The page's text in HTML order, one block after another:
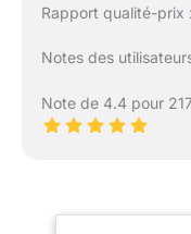
Rapport qualité-prix :
Notes des
Note de 4.4 pour